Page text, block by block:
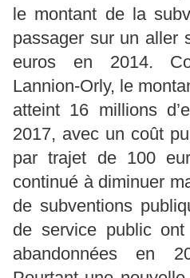
le montant de la
passager sur un aller
euros en 2014.
Lannion-Orly, le
atteint 16 millions
2017, avec un coût
par trajet de 100
continué à diminuer
de subventions
de service public
abandonnées en